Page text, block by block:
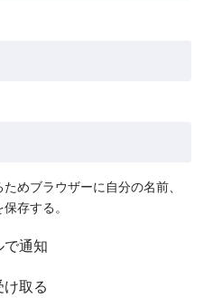
めブラウザーに自分の名前、
存する。
で通知
け取る